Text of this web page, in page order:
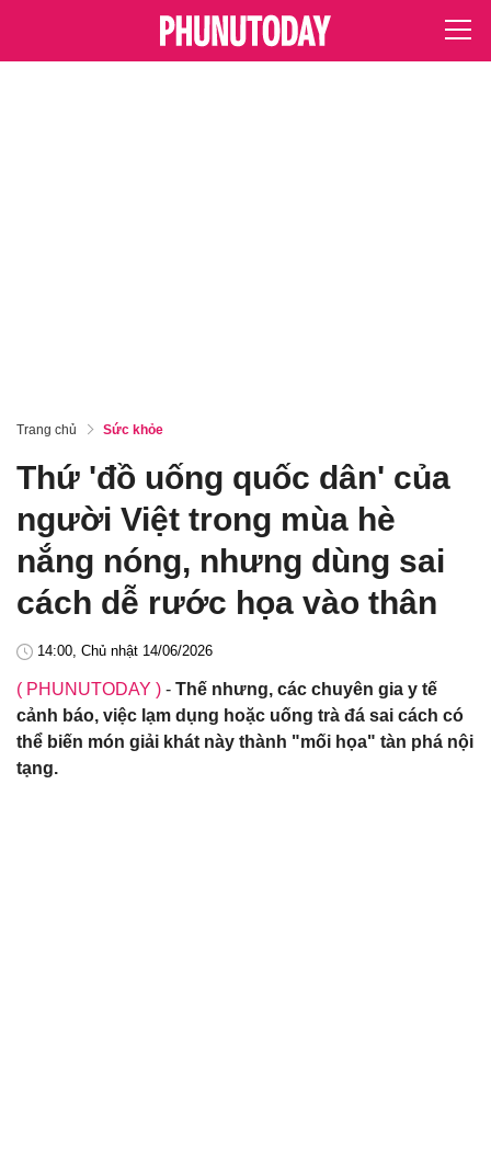
Trang chủ Sức khỏe
Thứ 'đồ uống quốc dân' của
người Việt trong mùa hè
nắng nóng, nhưng dùng sai
cách dễ rước họa vào thân
14:00, Chủ nhật 14/06/2026
( PHUNUTODAY ) - Thế nhưng, các chuyên gia y tế
cảnh báo, việc lạm dụng hoặc uống trà đá sai cách có
thể biến món giải khát này thành "mối họa" tàn phá nội
tạng.